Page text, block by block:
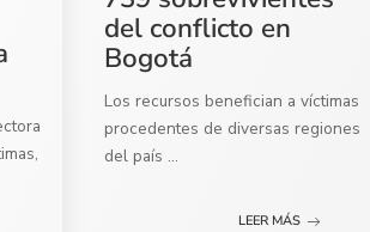
del conflicto en
Bogotá
Los recursos benefician a víctimas
procedentes de diversas regiones
del país ...
LEER MÁS